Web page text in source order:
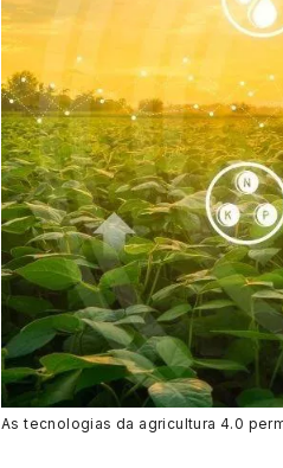
As tecnologias da agricultura 4.0